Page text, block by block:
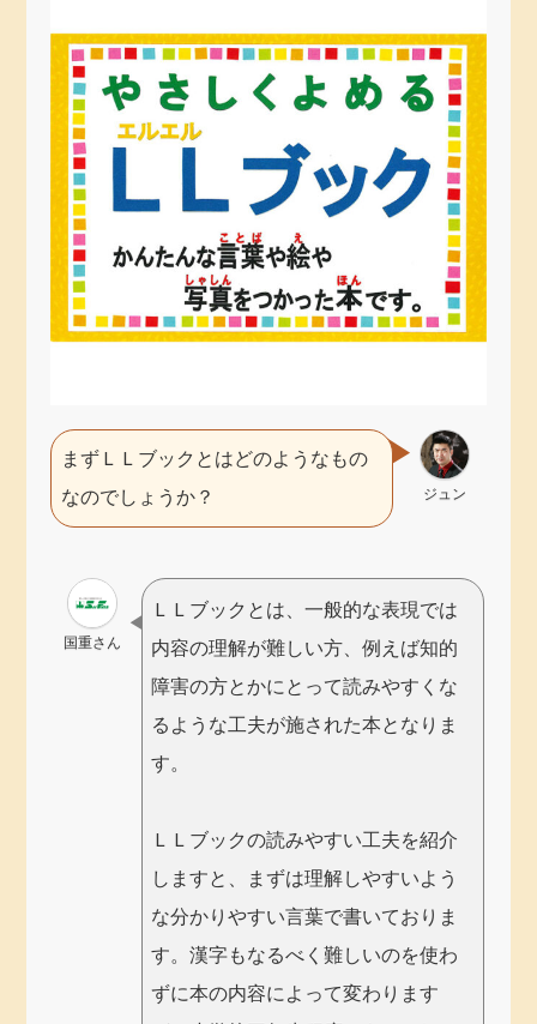
ジュン
まずＬＬブックとはどのようなもの
なのでしょうか？
国重さん
ＬＬブックとは、一般的な表現では
内容の理解が難しい方、例えば知的
障害の方とかにとって読みやすくな
るような工夫が施された本となりま
す。
ＬＬブックの読みやすい工夫を紹介
しますと、まずは理解しやすいよう
な分かりやすい言葉で書いておりま
す。漢字もなるべく難しいのを使わ
ずに本の内容によって変わります